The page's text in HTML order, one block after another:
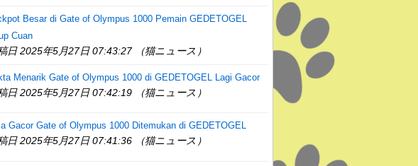
Besar di Gate of Olympus 1000 Pemain GEDETOGEL
Cuan
日 2025年5月27日 07:43:27 （猫ニュース）
Menarik Gate of Olympus 1000 di GEDETOGEL Lagi Gacor
日 2025年5月27日 07:42:19 （猫ニュース）
Gacor Gate of Olympus 1000 Ditemukan di GEDETOGEL
日 2025年5月27日 07:41:36 （猫ニュース）